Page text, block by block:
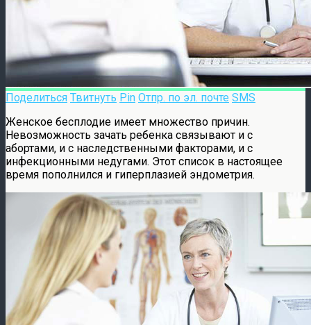
Поделиться Твитнуть Pin Отпр. по эл. почте SMS
Женское бесплодие имеет множество причин.
Невозможность зачать ребенка связывают и с
абортами, и с наследственными факторами, и с
инфекционными недугами. Этот список в настоящее
время пополнился и гиперплазией эндометрия.